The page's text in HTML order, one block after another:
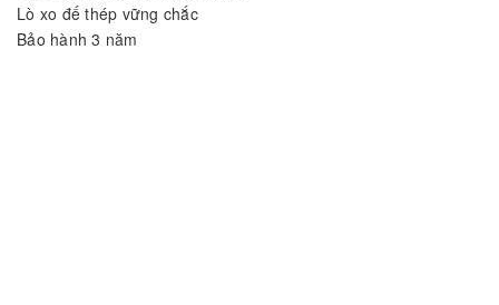
Lò xo đế thép vững chắc
Bảo hành 3 năm